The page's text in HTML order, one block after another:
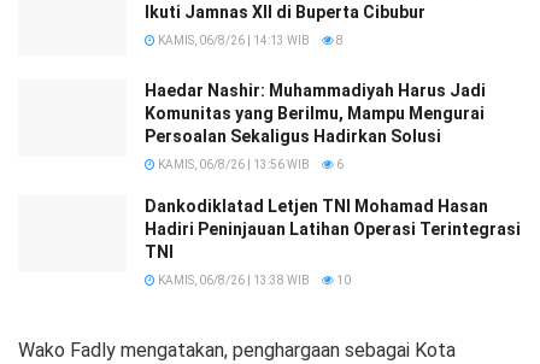
Ikuti Jamnas XII di Buperta Cibubur
KAMIS, 06/8/26 | 14:13 WIB 8
Haedar Nashir: Muhammadiyah Harus Jadi
Komunitas yang Berilmu, Mampu Mengurai
Persoalan Sekaligus Hadirkan Solusi
KAMIS, 06/8/26 | 13:56 WIB 6
Dankodiklatad Letjen TNI Mohamad Hasan
Hadiri Peninjauan Latihan Operasi Terintegrasi
TNI
KAMIS, 06/8/26 | 13:38 WIB 10
Wako Fadly mengatakan, penghargaan sebagai Kota